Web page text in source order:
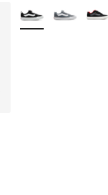
baisse de € 94,99 à
Plus de couleurs